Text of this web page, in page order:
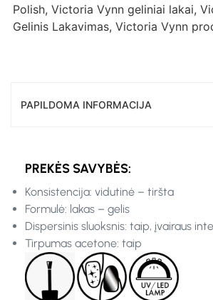
Polish, Victoria Vynn geliniai lakai,
Gelinis Lakavimas, Victoria Vynn
PAPILDOMA INFORMACIJA
PREKĖS SAVYBĖS:
Konsistencija: vidutinė – tiršta
Formulė: lakas – gelis
Dispersinis sluoksnis: taip, įvairaus
Tirpumas acetone: taip